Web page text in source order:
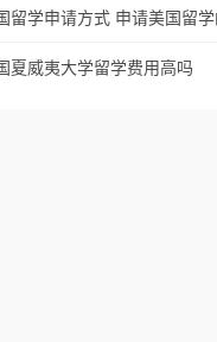
留学申请方式 申请美国留
夏威夷大学留学费用高吗